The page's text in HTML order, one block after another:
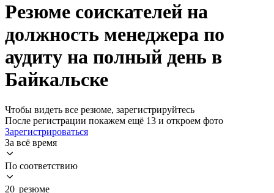
Резюме соискателей на
должность менеджера по
аудиту на полный день в
Байкальске
Чтобы видеть все резюме, зарегистрируйтесь
После регистрации покажем ещё 13 и откроем фото
Зарегистрироваться
За всё время
По соответствию
20 резюме